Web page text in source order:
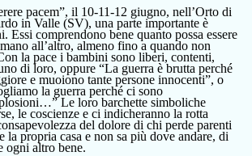
pacem”, il 10-11-12 giugno, nell’Orto di
in Valle (SV), una parte importante è
Essi comprendono bene quanto possa essere
all’altro, almeno fino a quando non
la pace i bambini sono liberi, contenti,
di loro, oppure “La guerra è brutta perché
e muoiono tante persone innocenti”, o
la guerra perché ci sono
Le loro barchette simboliche
le coscienze e ci indicheranno la rotta
del dolore di chi perde parenti
la propria casa e non sa più dove andare, di
ogni altro bene.